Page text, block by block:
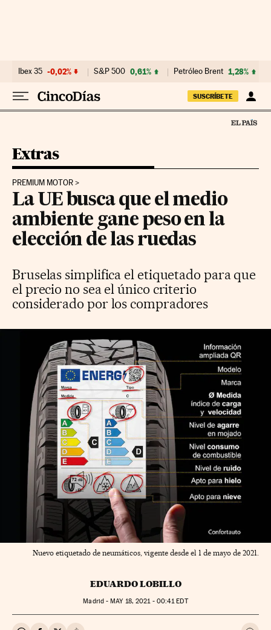
Ibex 35 -0,02% S&P 500 0,61% Petróleo Brent 1,28%
SUSCRÍBETE
Extras
PREMIUM MOTOR
La UE busca que el medio
ambiente gane peso en la
elección de las ruedas
Bruselas simplifica el etiquetado para que
el precio no sea el único criterio
considerado por los compradores
Nuevo etiquetado de neumáticos, vigente desde el 1 de mayo de 2021.
EDUARDO LOBILLO
Madrid - MAY18, 2021 - 00:41EDT